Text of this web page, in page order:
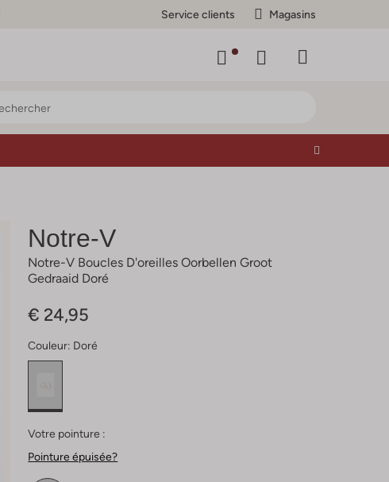
Service clients Magasins
Notre-V
Notre-V Boucles D'oreilles Oorbellen Groot
Gedraaid Doré
€ 24,95
Couleur: Doré
Votre pointure :
Pointure épuisée?